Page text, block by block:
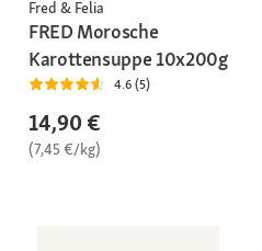
Fred & Felia
FRED Morosche
Karottensuppe 10x200g
4.6 (5)
14,90 €
(7,45 €/kg)